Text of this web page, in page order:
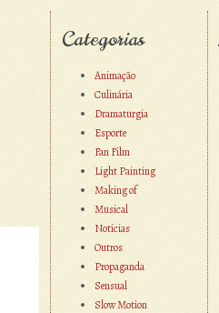
Categorias
Animação
Culinária
Dramaturgia
Esporte
Fan Film
Light Painting
Making of
Musical
Notícias
Outros
Propaganda
Sensual
Slow Motion